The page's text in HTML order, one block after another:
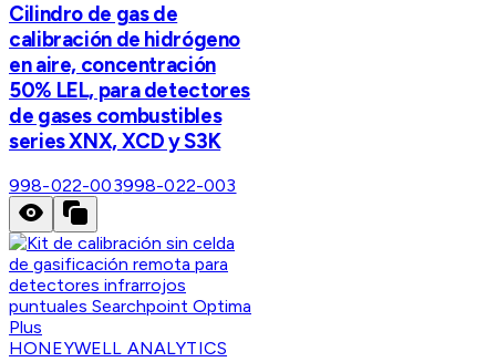
Cilindro de gas de
calibración de hidrógeno
en aire, concentración
50% LEL, para detectores
de gases combustibles
series XNX, XCD y S3K
998-022-003998-022-003
HONEYWELL ANALYTICS